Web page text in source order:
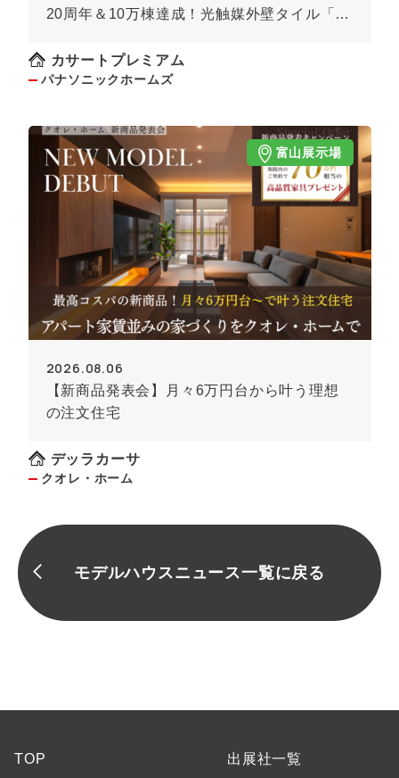
20周年＆10万棟達成！光触媒外壁タイル「キ
カサートプレミアム
パナソニックホームズ
富山展示場
2026.08.06
【新商品発表会】月々6万円台から叶う理想
の注文住宅
デッラカーサ
クオレ・ホーム
モデルハウスニュース一覧に戻る
TOP 出展社一覧